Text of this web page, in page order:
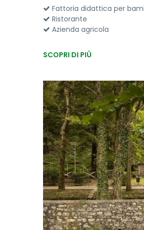
Fattoria didattica per
Ristorante
Azienda agricola
SCOPRI DI PIÙ